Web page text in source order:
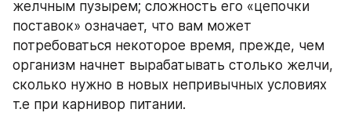
желчным пузырем; сложность его «цепочки
поставок» означает, что вам может
потребоваться некоторое время, прежде, чем
организм начнет вырабатывать столько желчи,
сколько нужно в новых непривычных условиях
т.е при карнивор питании.